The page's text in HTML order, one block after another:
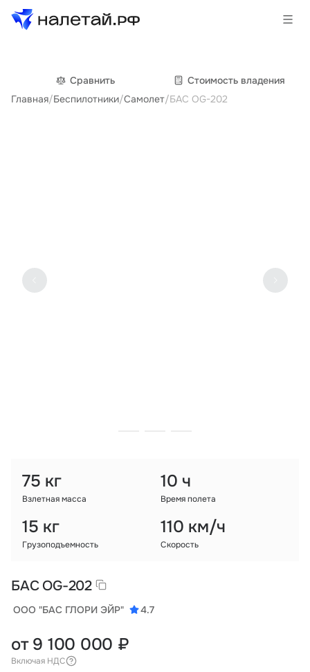
Товары
Услуги
Государственные программы
Партнеры
Сравнить
Cтоимость владения
Главная/Беспилотники/Самолет/БАС OG-202
75 кг
Взлетная масса
10 ч
Время полета
15 кг
Грузоподъемность
110 км/ч
Скорость
БАС OG-202
ООО "БАС ГЛОРИ ЭЙР" 4.7
от 9 100 000 ₽
Включая НДС